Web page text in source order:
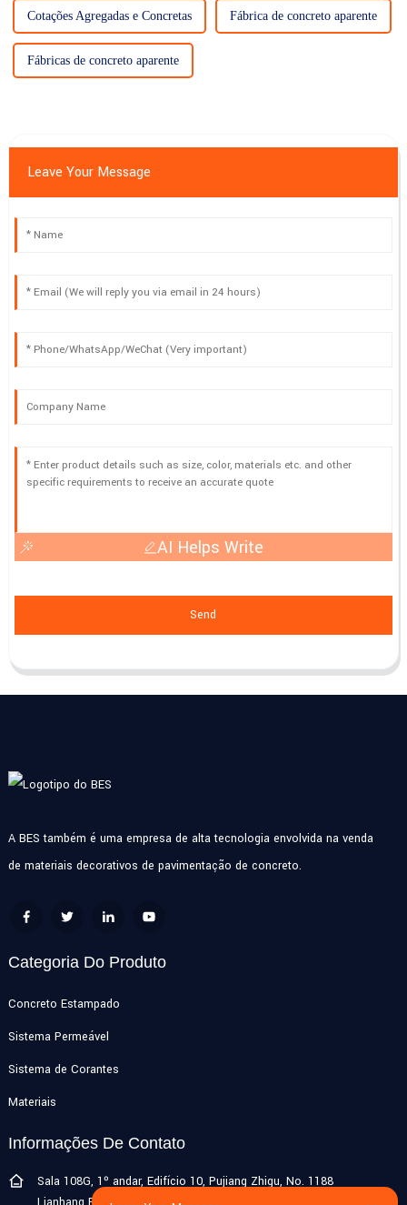
Cotações Agregadas e Concretas Fábrica de concreto aparente
Fábricas de concreto aparente
Leave Your Message
AI Helps Write
Send
A BES também é uma empresa de alta tecnologia envolvida na venda
de materiais decorativos de pavimentação de concreto.
Categoria Do Produto
Concreto Estampado
Sistema Permeável
Sistema de Corantes
Materiais
Informações De Contato
Sala 108G, 1º andar, Edifício 10, Pujiang Zhigu, No. 1188